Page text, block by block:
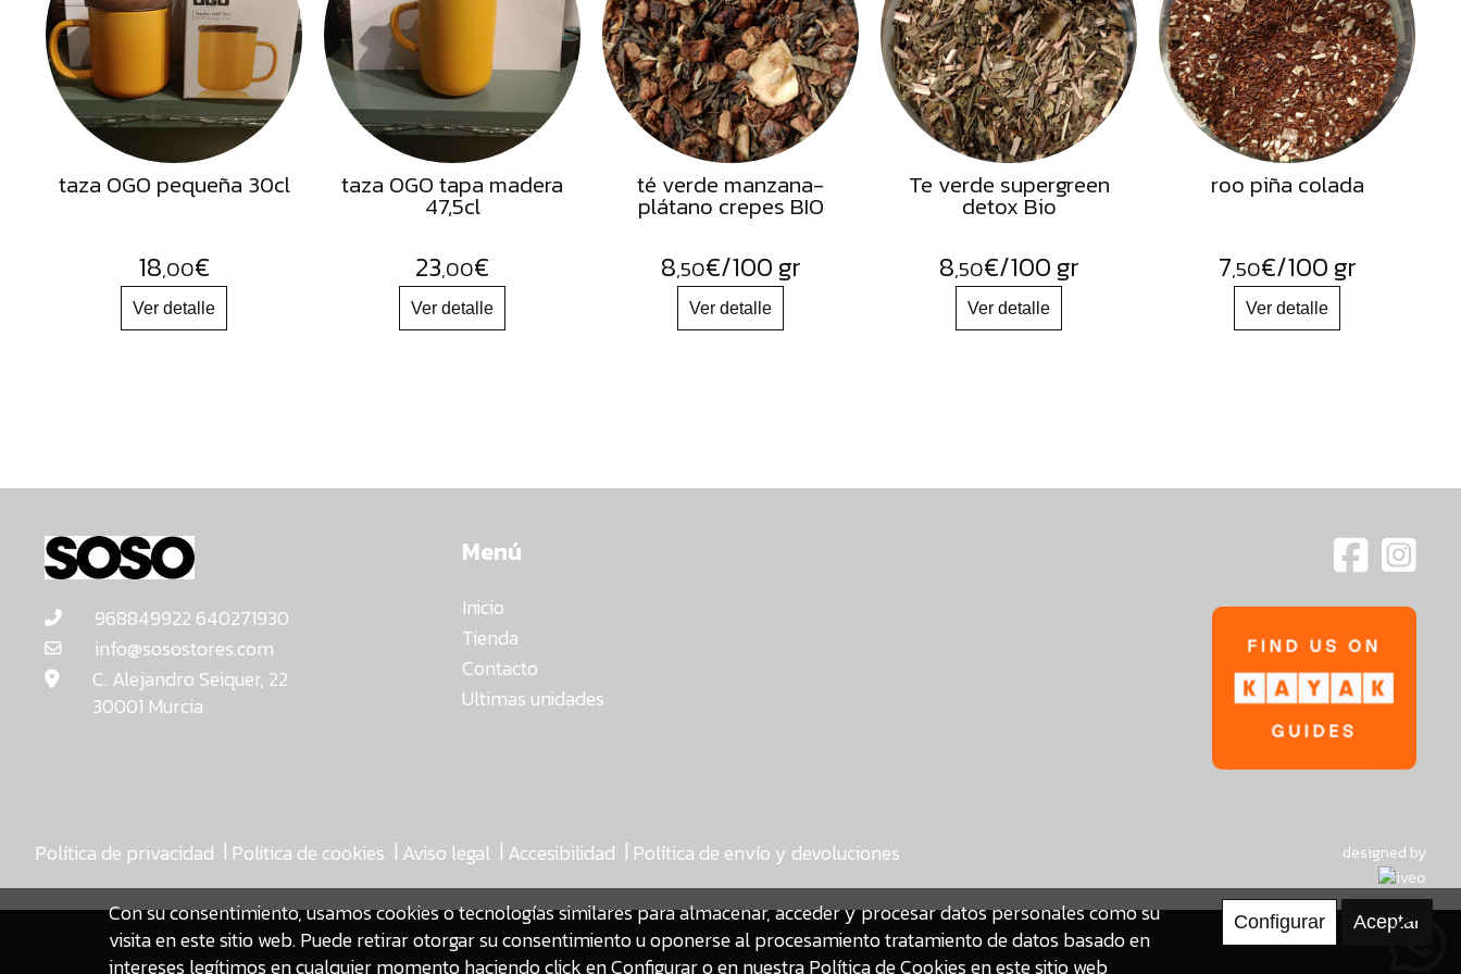
Frutos
Secos
Hierbas
Harinas
Accesorios
taza OGO pequeña 30cl
18,00€
taza OGO tapa madera
47,5cl
23,00€
té verde manzana-
plátano crepes BIO
8,50€/100 gr
Te verde supergreen
detox Bio
8,50€/100 gr
roo piña colada
7,50€/100 gr
968849922 640271930
info@sosostores.com
C. Alejandro Seiquer, 22
30001 Murcia
Menú
Inicio
Tienda
Contacto
Ultimas unidades
Política de privacidad | Politica de cookies | Aviso legal | Accesibilidad | Política de envío y devoluciones designed by
Con su consentimiento, usamos cookies o tecnologías similares para almacenar, acceder y procesar datos personales como su
visita en este sitio web. Puede retirar otorgar su consentimiento u oponerse al procesamiento tratamiento de datos basado en
intereses legítimos en cualquier momento haciendo click en Configurar o en nuestraPolítica de Cookies en este sitio web